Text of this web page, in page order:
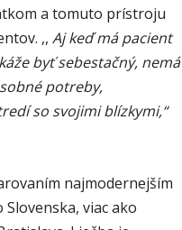
a tomuto prístroju
,, Aj keď má pacient
byť sebestačný, nemá
potreby,
so svojimi blízkymi,“
najmodernejším
viac ako